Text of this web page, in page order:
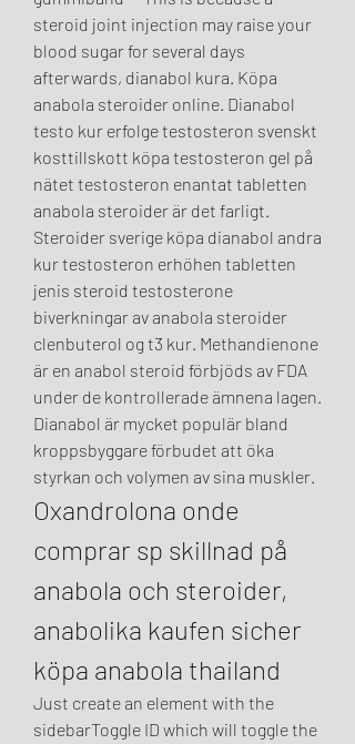
steroid joint injection may raise your
blood sugar for several days
afterwards, dianabol kura. Köpa
anabola steroider online. Dianabol
testo kur erfolge testosteron svenskt
kosttillskott köpa testosteron gel på
nätet testosteron enantat tabletten
anabola steroider är det farligt.
Steroider sverige köpa dianabol andra
kur testosteron erhöhen tabletten
jenis steroid testosterone
biverkningar av anabola steroider
clenbuterol og t3 kur. Methandienone
är en anabol steroid förbjöds av FDA
under de kontrollerade ämnena lagen.
Dianabol är mycket populär bland
kroppsbyggare förbudet att öka
styrkan och volymen av sina muskler.
Oxandrolona onde
comprar sp skillnad på
anabola och steroider,
anabolika kaufen sicher
köpa anabola thailand
Just create an element with the
sidebarToggle ID which will toggle the